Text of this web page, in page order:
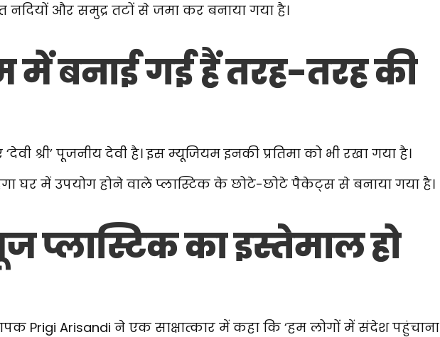
नदियों और समुद्र तटों से जमा कर बनाया गया है।
में बनाई गई हैं तरह-तरह की
श्री’ पूजनीय देवी है। इस म्यूजियम इनकी प्रतिमा को भी रखा गया है।
घर में उपयोग होने वाले प्लास्टिक के छोटे-छोटे पैकेट्स से बनाया गया है।
प्लास्टिक का इस्तेमाल हो
Prigi Arisandi ने एक साक्षात्कार में कहा कि ‘हम लोगों में संदेश पहुंचाना